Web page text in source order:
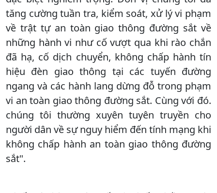
tăng cường tuần tra, kiểm soát, xử lý vi phạm
về trật tự an toàn giao thông đường sắt về
những hành vi như cố vượt qua khi rào chắn
đã hạ, cố dịch chuyển, không chấp hành tín
hiệu đèn giao thông tại các tuyến đường
ngang và các hành lang dừng đỗ trong phạm
vi an toàn giao thông đường sắt. Cùng với đó.
chúng tôi thường xuyên tuyên truyền cho
người dân về sự nguy hiểm đến tính mạng khi
không chấp hành an toàn giao thông đường
sắt".